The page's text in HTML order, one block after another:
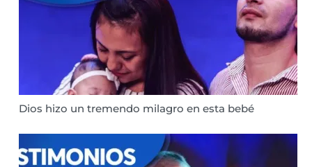
Dios hizo un tremendo milagro en esta bebé